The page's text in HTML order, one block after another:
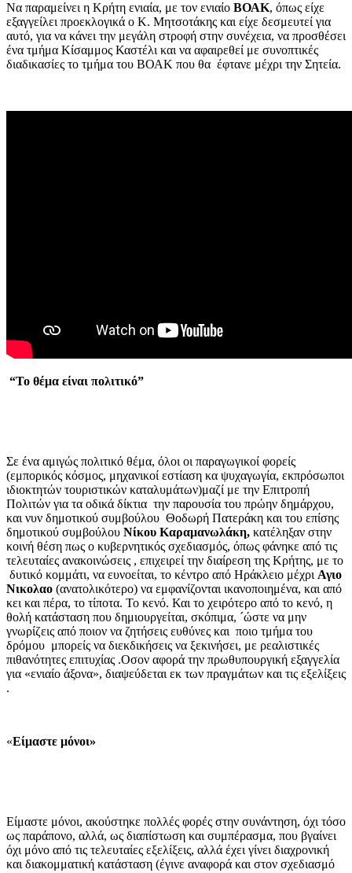
Να παραμείνει η Κρήτη ενιαία, με τον ενιαίο ΒΟΑΚ, όπως είχε
εξαγγείλει προεκλογικά ο Κ. Μητσοτάκης και είχε δεσμευτεί για
αυτό, για να κάνει την μεγάλη στροφή στην συνέχεια, να προσθέσει
ένα τμήμα Κίσαμμος Καστέλι και να αφαιρεθεί με συνοπτικές
διαδικασίες το τμήμα του ΒΟΑΚ που θα έφτανε μέχρι την Σητεία.
“Το θέμα είναι πολιτικό”
Σε ένα αμιγώς πολιτικό θέμα, όλοι οι παραγωγικοί φορείς
(εμπορικός κόσμος, μηχανικοί εστίαση κα ψυχαγωγία, εκπρόσωποι
ιδιοκτητών τουριστικών καταλυμάτων)μαζί με την Επιτροπή
Πολιτών για τα οδικά δίκτια την παρουσία του πρώην δημάρχου,
και νυν δημοτικού συμβούλου Θοδωρή Πατεράκη και του επίσης
δημοτικού συμβούλου Νίκου Καραμανωλάκη, κατέληξαν στην
κοινή θέση πως ο κυβερνητικός σχεδιασμός, όπως φάνηκε από τις
τελευταίες ανακοινώσεις , επιχειρεί την διαίρεση της Κρήτης, με το
δυτικό κομμάτι, να ευνοείται, το κέντρο από Ηράκλειο μέχρι Αγιο
Νικολαο (ανατολικότερο) να εμφανίζονται ικανοποιημένα, και από
κει και πέρα, το τίποτα. Το κενό. Και το χειρότερο από το κενό, η
θολή κατάσταση που δημιουργείται, σκόπιμα, ´ώστε να μην
γνωρίζεις από ποιον να ζητήσεις ευθύνες και ποιο τμήμα του
δρόμου μπορείς να διεκδικήσεις να ξεκινήσει, με ρεαλιστικές
πιθανότητες επιτυχίας .Οσον αφορά την πρωθυπουργική εξαγγελία
για «ενιαίο άξονα», διαψεύδεται εκ των πραγμάτων και τις εξελίξεις
.
«Είμαστε μόνοι»
Είμαστε μόνοι, ακούστηκε πολλές φορές στην συνάντηση, όχι τόσο
ως παράπονο, αλλά, ως διαπίστωση και συμπέρασμα, που βγαίνει
όχι μόνο από τις τελευταίες εξελίξεις, αλλά έχει γίνει διαχρονική
και διακομματική κατάσταση (έγινε αναφορά και στον σχεδιασμό